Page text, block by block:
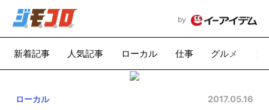
by
新着記事 人気記事 ローカル 仕事 グルメ
ローカル 2017.05.16